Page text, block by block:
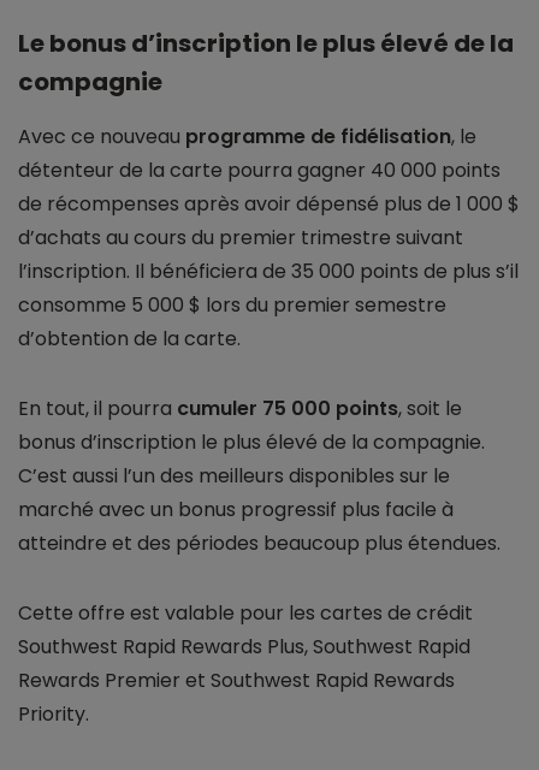
Le bonus d’inscription le plus élevé de la
compagnie
Avec ce nouveau programme de fidélisation, le
détenteur de la carte pourra gagner 40 000 points
de récompenses après avoir dépensé plus de 1 000 $
d’achats au cours du premier trimestre suivant
l’inscription. Il bénéficiera de 35 000 points de plus s’il
consomme 5 000 $ lors du premier semestre
d’obtention de la carte.
En tout, il pourra cumuler 75 000 points, soit le
bonus d’inscription le plus élevé de la compagnie.
C’est aussi l’un des meilleurs disponibles sur le
marché avec un bonus progressif plus facile à
atteindre et des périodes beaucoup plus étendues.
Cette offre est valable pour les cartes de crédit
Southwest Rapid Rewards Plus, Southwest Rapid
Rewards Premier et Southwest Rapid Rewards
Priority.